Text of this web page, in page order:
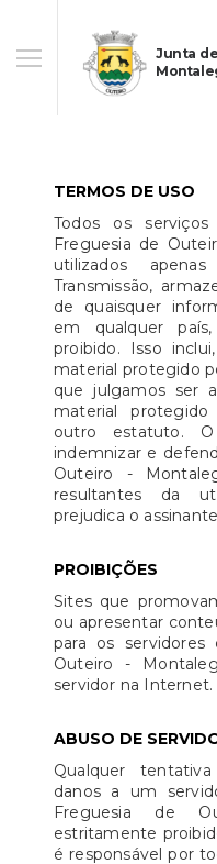
Junta
TERMOS DE USO
Todos os
Freguesia de
utilizados
Transmissão,
de quaisquer
em qualquer
proibido. Isso
material protegido
que julgamos ser
material
outro estatuto.
indemnizar e
Outeiro -
resultantes da
prejudica o
PROIBIÇÕES
Sites que
ou apresentar
para os
Outeiro -
servidor na Internet.
ABUSO DE
Qualquer
danos a um
Freguesia de
estritamente
é responsável por